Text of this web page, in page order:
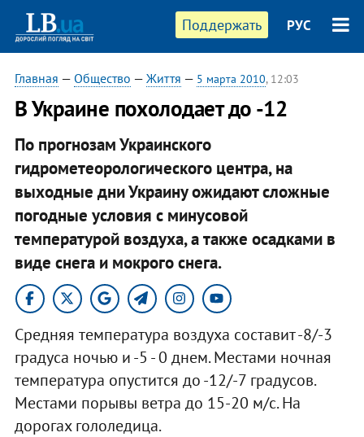
Поддержать РУС
Главная — Общество — Життя — 5 марта 2010, 12:03
В Украине похолодает до -12
По прогнозам Украинского
гидрометеорологического центра, на
выходные дни Украину ожидают сложные
погодные условия с минусовой
температурой воздуха, а также осадками в
виде снега и мокрого снега.
Средняя температура воздуха составит -8/-3
градуса ночью и -5 - 0 днем. Местами ночная
температура опустится до -12/-7 градусов.
Местами порывы ветра до 15-20 м/с. На
дорогах гололедица.